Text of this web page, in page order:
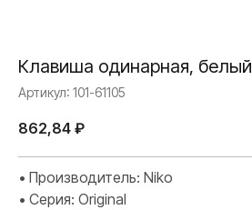
Клавиша одинарная, белый
Артикул: 101-61105
862,84 ₽
• Производитель: Niko
• Серия: Original